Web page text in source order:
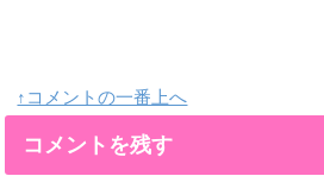
↑コメントの一番上へ
コメントを残す